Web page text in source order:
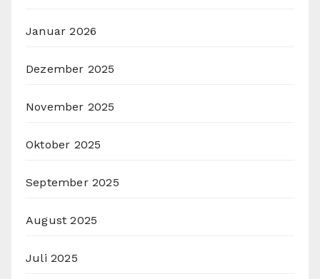
Januar 2026
Dezember 2025
November 2025
Oktober 2025
September 2025
August 2025
Juli 2025